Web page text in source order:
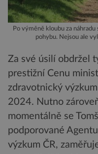
Po výměně kloubu za
pohybu. Nejsou ale
Za své úsilí obdržel
prestižní Cenu
zdravotnický
2024. Nutno
momentálně se
podporované
výzkum ČR,